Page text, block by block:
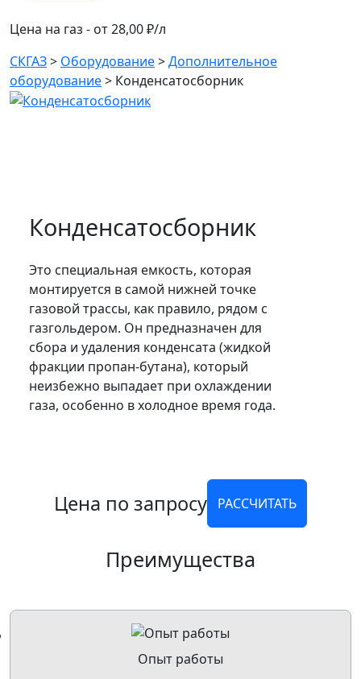
Цена на газ - от 28,00 ₽/л
СКГАЗ> Оборудование>Дополнительное
оборудование> Конденсатосборник
Конденсатосборник
Это специальная емкость, которая
монтируется в самой нижней точке
газовой трассы, как правило, рядом с
газгольдером. Он предназначен для
сбора и удаления конденсата (жидкой
фракции пропан-бутана), который
неизбежно выпадает при охлаждении
газа, особенно в холодное время года.
Цена по запросу РАССЧИТАТЬ
Преимущества
Опыт работы